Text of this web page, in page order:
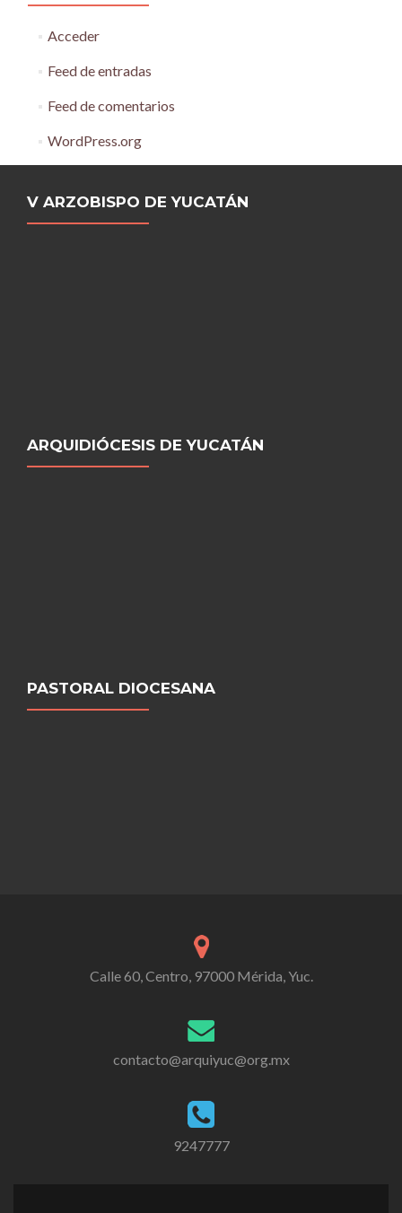
Acceder
Feed de entradas
Feed de comentarios
WordPress.org
V ARZOBISPO DE YUCATÁN
ARQUIDIÓCESIS DE YUCATÁN
PASTORAL DIOCESANA
Calle 60, Centro, 97000 Mérida, Yuc.
contacto@arquiyuc@org.mx
9247777